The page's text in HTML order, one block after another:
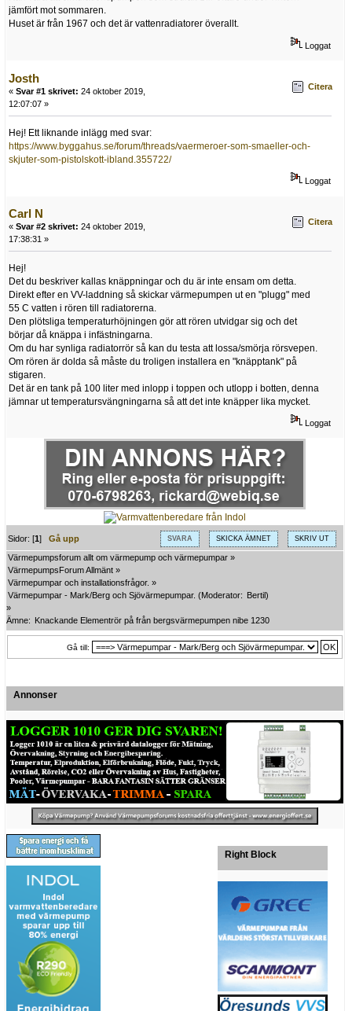
jämfört mot sommaren.
Huset är från 1967 och det är vattenradiatorer överallt.
Loggat
Josth
« Svar #1 skrivet: 24 oktober 2019,
12:07:07 »
Citera
Hej! Ett liknande inlägg med svar:
https://www.byggahus.se/forum/threads/vaermeroer-som-smaeller-och-
skjuter-som-pistolskott-ibland.355722/
Loggat
Carl N
« Svar #2 skrivet: 24 oktober 2019,
17:38:31 »
Citera
Hej!
Det du beskriver kallas knäppningar och du är inte ensam om detta.
Direkt efter en VV-laddning så skickar värmepumpen ut en "plugg" med
55 C vatten i rören till radiatorerna.
Den plötsliga temperaturhöjningen gör att rören utvidgar sig och det
börjar då knäppa i infästningarna.
Om du har synliga radiatorrör så kan du testa att lossa/smörja rörsvepen.
Om rören är dolda så måste du troligen installera en "knäpptank" på
stigaren.
Det är en tank på 100 liter med inlopp i toppen och utlopp i botten, denna
jämnar ut temperatursvängningarna så att det inte knäpper lika mycket.
Loggat
SVARA SKICKA ÄMNET SKRIV UT
Sidor: [1]Gå upp
Värmepumpsforum allt om värmepump och värmepumpar »
VärmepumpsForum Allmänt »
Värmepumpar och installationsfrågor. »
Värmepumpar - Mark/Berg och Sjövärmepumpar. (Moderator: Bertil)
»
Ämne: Knackande Elementrör på från bergsvärmepumpen nibe 1230
Gå till:
Annonser
Right Block